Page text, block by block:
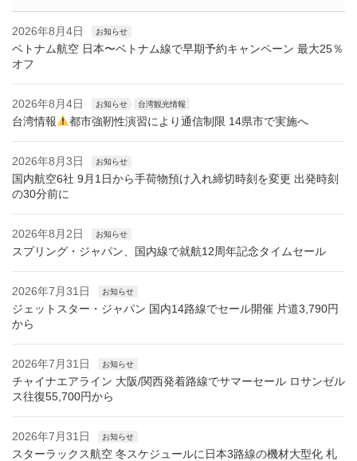
2026年8月4日 お知らせ
ベトナム航空 日本〜ベトナム線で早期予約キャンペーン 最大25％
オフ
2026年8月4日 お知らせ 台湾観光情報
台湾情報 都市強靭性演習により通信制限 14県市で実施へ
2026年8月3日 お知らせ
国内航空6社 9月1日から手荷物預け入れ締切時刻を変更 出発時刻
の30分前に
2026年8月2日 お知らせ
スプリング・ジャパン、国内線で就航12周年記念タイムセール
2026年7月31日 お知らせ
ジェットスター・ジャパン 国内14路線でセール開催 片道3,790円
から
2026年7月31日 お知らせ
チャイナエアライン 大阪/関西発着路線でサマーセール ロサンゼル
ス往復55,700円から
2026年7月31日 お知らせ
スターラックス航空 冬スケジュールに日本3路線の機材大型化 札